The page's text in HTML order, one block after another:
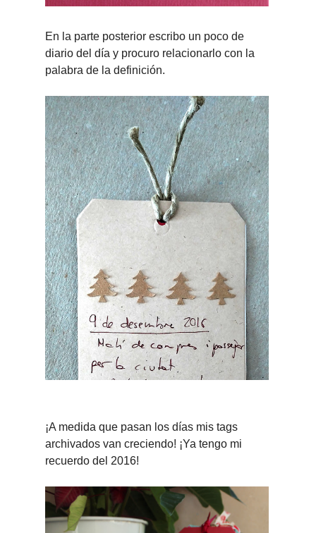
En la parte posterior escribo un poco de
diario del día y procuro relacionarlo con la
palabra de la definición.
¡A medida que pasan los días mis tags
archivados van creciendo! ¡Ya tengo mi
recuerdo del 2016!